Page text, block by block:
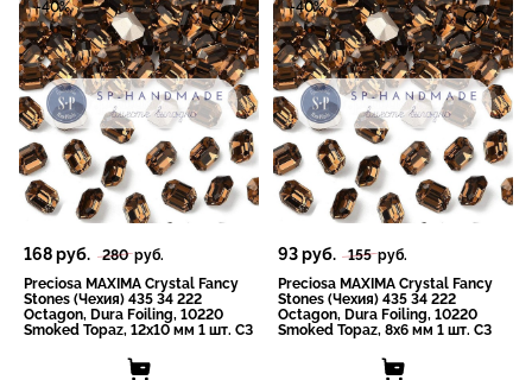
168руб. 280руб.
Preciosa MAXIMA Crystal Fancy
Stones (Чехия) 435 34 222
Octagon, Dura Foiling, 10220
Smoked Topaz, 12x10 мм 1 шт. СЗ
-40%
93руб. 155руб.
Preciosa MAXIMA Crystal Fancy
Stones (Чехия) 435 34 222
Octagon, Dura Foiling, 10220
Smoked Topaz, 8x6 мм 1 шт. СЗ
-40%